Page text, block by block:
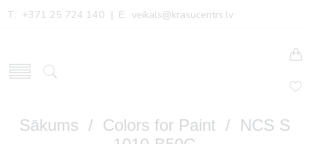
T: +371 25 724 140 | E: veikals@krasucentrs.lv
Sākums / Colors for Paint / NCS S